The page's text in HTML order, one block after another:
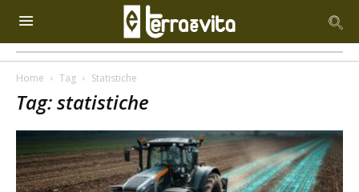
Home Tag Statistiche
Tag: statistiche